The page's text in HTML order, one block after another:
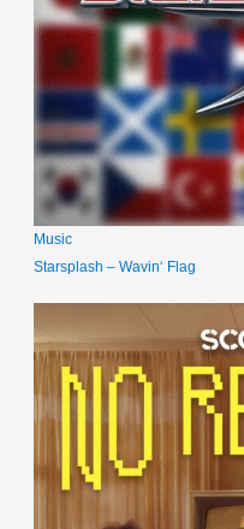
Music
Starsplash – Wavin‘ Flag